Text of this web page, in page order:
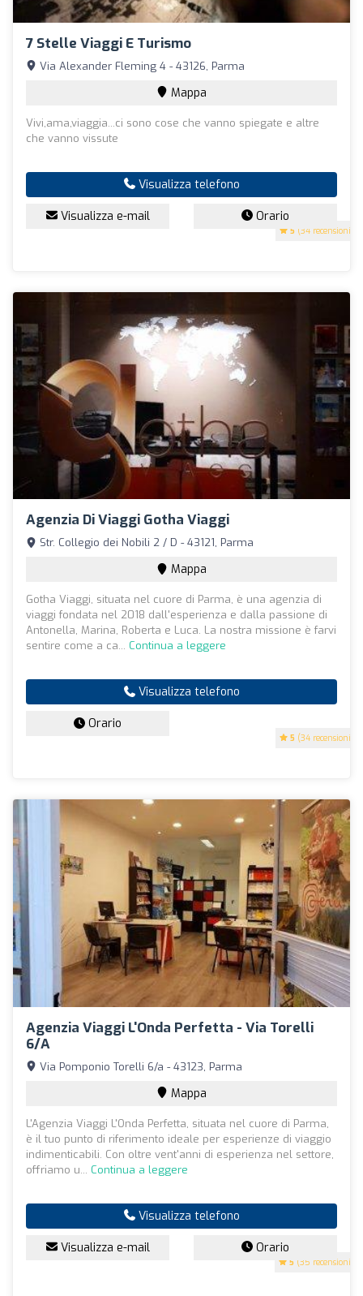
7 Stelle Viaggi E Turismo
5 (34 recensioni)
Via Alexander Fleming 4 - 43126, Parma
Mappa
Vivi,ama,viaggia...ci sono cose che vanno spiegate e altre
che vanno vissute
Visualizza telefono
Visualizza e-mail Orario
Agenzia Di Viaggi Gotha Viaggi
5 (34 recensioni)
Str. Collegio dei Nobili 2 / D - 43121, Parma
Mappa
Gotha Viaggi, situata nel cuore di Parma, è una agenzia di
viaggi fondata nel 2018 dall'esperienza e dalla passione di
Antonella, Marina, Roberta e Luca. La nostra missione è farvi
sentire come a ca... Continua a leggere
Visualizza telefono
Orario
Agenzia Viaggi L'Onda Perfetta - Via Torelli
6/a
5 (35 recensioni)
Via Pomponio Torelli 6/a - 43123, Parma
Mappa
L'Agenzia Viaggi L'Onda Perfetta, situata nel cuore di Parma,
è il tuo punto di riferimento ideale per esperienze di viaggio
indimenticabili. Con oltre vent'anni di esperienza nel settore,
offriamo u... Continua a leggere
Visualizza telefono
Visualizza e-mail Orario